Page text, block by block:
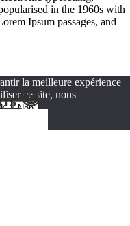
in the 1960s with
Ipsum passages, and
la meilleure expérience
ce site, nous
Non